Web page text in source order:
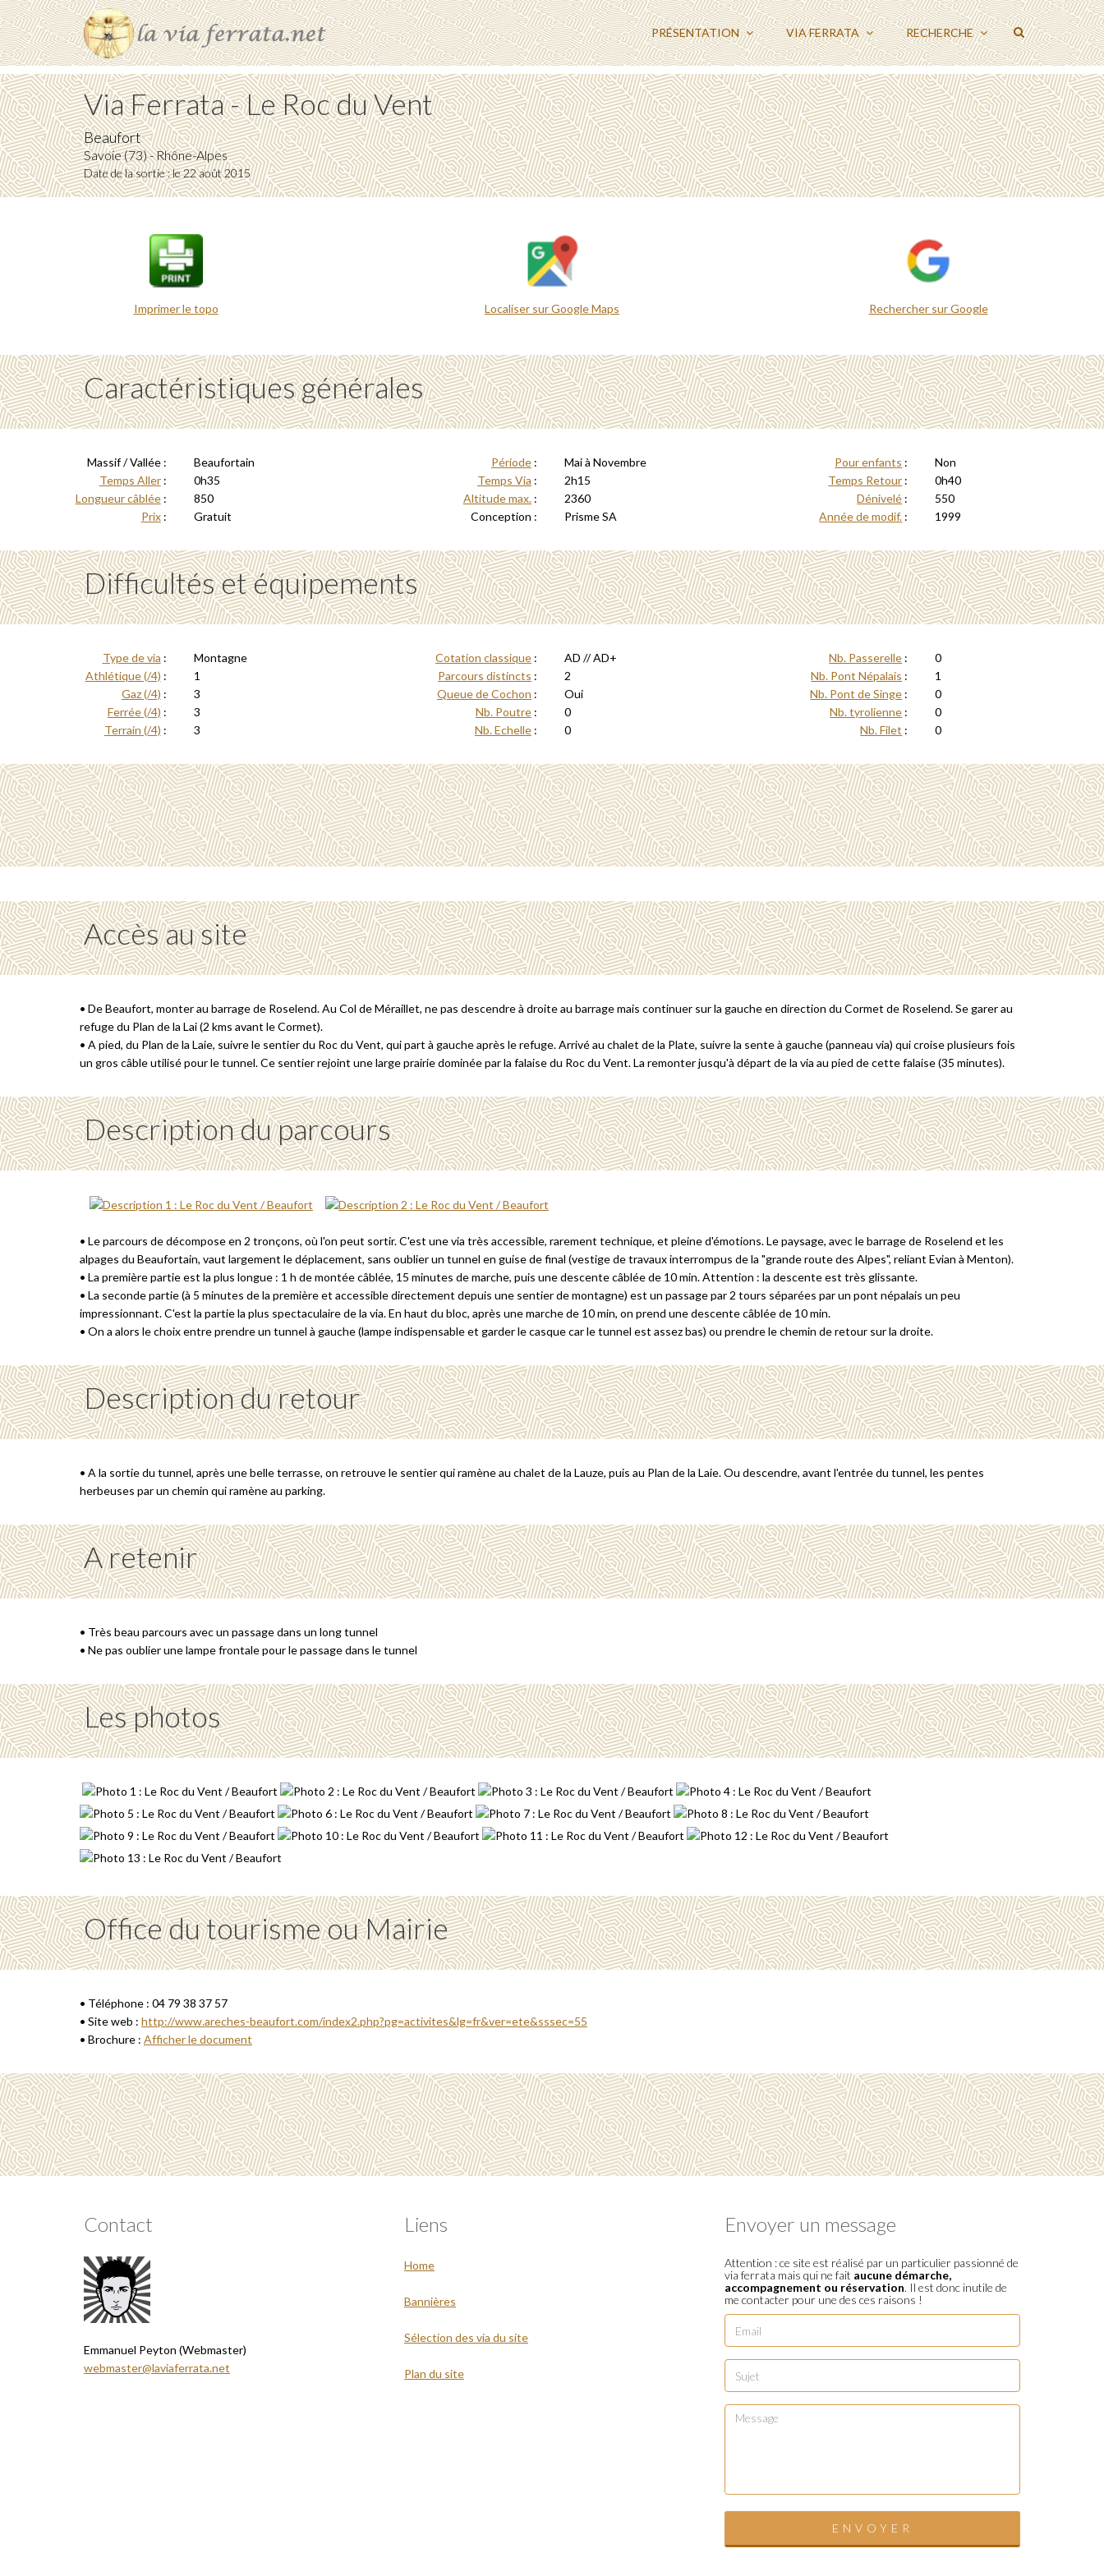
PRÉSENTATION VIA FERRATA RECHERCHE
Via Ferrata - Le Roc du Vent
Beaufort
Savoie (73) - Rhône-Alpes
Date de la sortie : le 22 août 2015
Imprimer le topo Localiser sur Google Maps Rechercher sur Google
Caractéristiques générales
Massif / Vallée : Beaufortain Période: Mai à Novembre Pour enfants :
Non
Temps Aller: 0h35 Temps Via : 2h15 Temps Retour :
0h40
Longueur câblée: 850 Altitude max.: 2360 Dénivelé :
550
Prix: Gratuit Conception : Prisme SA Année de modif. : 1999
Difficultés et équipements
Type de via : Montagne Cotation classique: AD // AD+ Nb. Passerelle :
0
Athlétique (/4) : 1 Parcours distincts : 2 Nb. Pont Népalais :
1
Gaz (/4) : 3 Queue de Cochon : Oui Nb. Pont de Singe :
0
Ferrée (/4) : 3 Nb. Poutre: 0 Nb. tyrolienne :
0
Terrain (/4) : 3 Nb. Echelle: 0 Nb. Filet : 0
Accès au site
• De Beaufort, monter au barrage de Roselend. Au Col de Méraillet, ne pas descendre à droite au barrage mais continuer sur la gauche en direction du Cormet de Roselend. Se garer au
refuge du Plan de la Lai (2 kms avant le Cormet).
• A pied, du Plan de la Laie, suivre le sentier du Roc du Vent, qui part à gauche après le refuge. Arrivé au chalet de la Plate, suivre la sente à gauche (panneau via) qui croise plusieurs fois
un gros câble utilisé pour le tunnel. Ce sentier rejoint une large prairie dominée par la falaise du Roc du Vent. La remonter jusqu'à départ de la via au pied de cette falaise (35 minutes).
Description du parcours
• Le parcours de décompose en 2 tronçons, où l'on peut sortir. C'est une via très accessible, rarement technique, et pleine d'émotions. Le paysage, avec le barrage de Roselend et les
alpages du Beaufortain, vaut largement le déplacement, sans oublier un tunnel en guise de final (vestige de travaux interrompus de la "grande route des Alpes", reliant Evian à Menton).
• La première partie est la plus longue : 1 h de montée câblée, 15 minutes de marche, puis une descente câblée de 10 min. Attention : la descente est très glissante.
• La seconde partie (à 5 minutes de la première et accessible directement depuis une sentier de montagne) est un passage par 2 tours séparées par un pont népalais un peu
impressionnant. C'est la partie la plus spectaculaire de la via. En haut du bloc, après une marche de 10 min, on prend une descente câblée de 10 min.
• On a alors le choix entre prendre un tunnel à gauche (lampe indispensable et garder le casque car le tunnel est assez bas) ou prendre le chemin de retour sur la droite.
Description du retour
• A la sortie du tunnel, après une belle terrasse, on retrouve le sentier qui ramène au chalet de la Lauze, puis au Plan de la Laie. Ou descendre, avant l'entrée du tunnel, les pentes
herbeuses par un chemin qui ramène au parking.
A retenir
• Très beau parcours avec un passage dans un long tunnel
• Ne pas oublier une lampe frontale pour le passage dans le tunnel
Les photos
Office du tourisme ou Mairie
• Téléphone : 04 79 38 37 57
• Site web : http://www.areches-beaufort.com/index2.php?pg=activites&lg=fr&ver=ete&sssec=55
• Brochure : Afficher le document
Contact
Emmanuel Peyton (Webmaster)
webmaster@laviaferrata.net
Liens
Home
Bannières
Sélection des via du site
Plan du site
Envoyer un message
Attention : ce site est réalisé par un particulier passionné de
via ferrata mais qui ne fait aucune démarche,
accompagnement ou réservation. Il est donc inutile de
me contacter pour une des ces raisons !